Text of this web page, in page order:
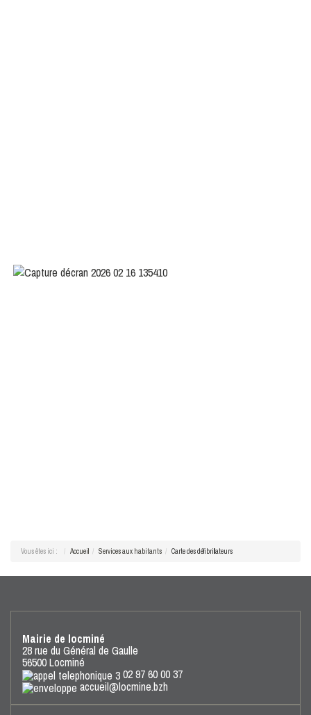
Vous êtes ici : Accueil Services aux habitants Carte des défibrillateurs
Mairie de locminé
28 rue du Général de Gaulle
56500 Locminé
02 97 60 00 37